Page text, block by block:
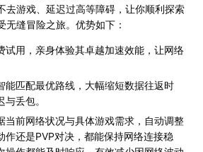
去游戏、延迟过高等障碍，让你顺利探索
缝冒险之旅。优势如下：
试用，亲身体验其卓越加速效能，让网络
能匹配最优路线，大幅缩短数据往返时
丢包。
当前网络状况与具体游戏需求，自动调整
作还是PVP对决，都能保持网络连接稳